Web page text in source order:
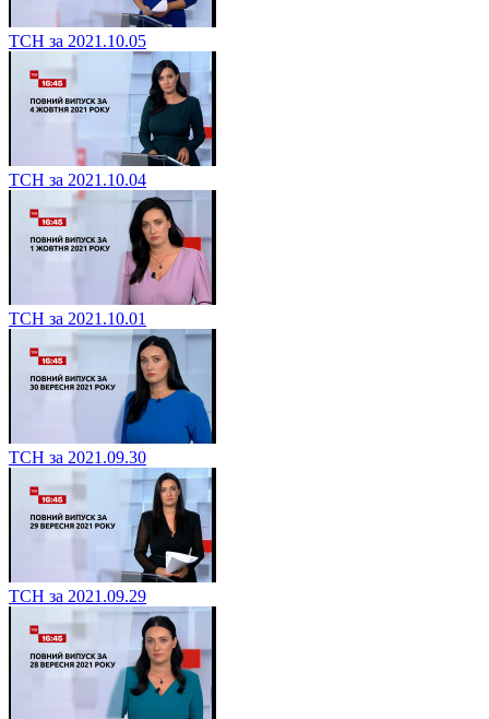
ТСН за 2021.10.05
ТСН за 2021.10.04
ТСН за 2021.10.01
ТСН за 2021.09.30
ТСН за 2021.09.29